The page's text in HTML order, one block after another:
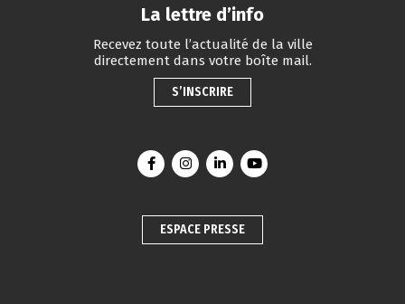
La lettre d’info
Recevez toute l’actualité de la ville
directement dans votre boîte mail.
S’INSCRIRE
Lien vers le compte Facebook
Lien vers le compte Instagram
Lien vers le compte Linkedin
Lien vers la chaîne
ESPACE PRESSE